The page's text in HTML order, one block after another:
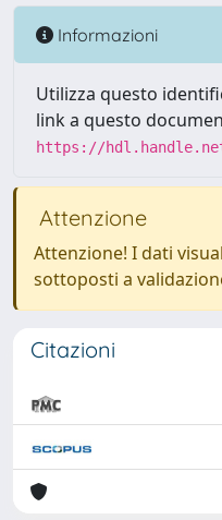
Informazioni
Utilizza questo
link a questo
https://
Attenzione
Attenzione! I dati
sottoposti a
Citazioni